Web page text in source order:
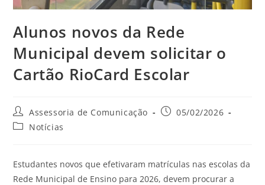
Alunos novos da Rede
Municipal devem solicitar o
Cartão RioCard Escolar
Assessoria de Comunicação
05/02/2026
Notícias
Estudantes novos que efetivaram matrículas nas escolas da
Rede Municipal de Ensino para 2026, devem procurar a